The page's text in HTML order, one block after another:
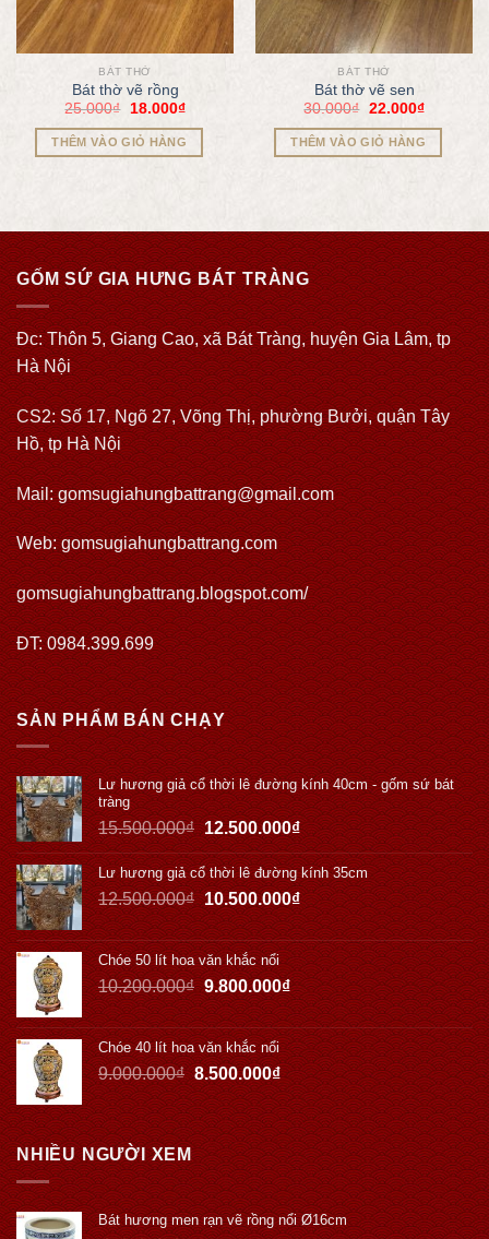
BÁT THỜ
Bát thờ vẽ rồng
25.000₫ 18.000₫
THÊM VÀO GIỎ HÀNG
BÁT THỜ
Bát thờ vẽ sen
30.000₫ 22.000₫
THÊM VÀO GIỎ HÀNG
GỐM SỨ GIA HƯNG BÁT TRÀNG
Đc: Thôn 5, Giang Cao, xã Bát Tràng, huyện Gia Lâm, tp
Hà Nội
CS2: Số 17, Ngõ 27, Võng Thị, phường Bưởi, quận Tây
Hồ, tp Hà Nội
Mail: gomsugiahungbattrang@gmail.com
Web:gomsugiahungbattrang.com
gomsugiahungbattrang.blogspot.com/
ĐT: 0984.399.699
SẢN PHẨM BÁN CHẠY
Lư hương giả cổ thời lê đường kính 40cm - gốm sứ bát
tràng
15.500.000₫ 12.500.000₫
Lư hương giả cổ thời lê đường kính 35cm
12.500.000₫ 10.500.000₫
Chóe 50 lít hoa văn khắc nổi
10.200.000₫ 9.800.000₫
Chóe 40 lít hoa văn khắc nổi
9.000.000₫ 8.500.000₫
NHIỀU NGƯỜI XEM
Bát hương men rạn vẽ rồng nổi Ø16cm